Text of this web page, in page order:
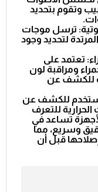
وتقوم بتحديد
ترسل موجات
لتحديد وجود
تعتمد على
ومراقبة لون
للكشف عن
تستخدم للكشف عن
للتعرف
تساعد في
وسريع، مما
قبل أن